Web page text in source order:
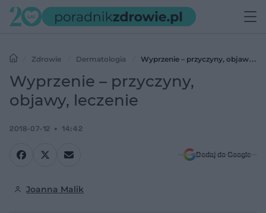
Zdrowie Dermatologia
Wyprzenie – przyczyny, objawy,
leczenie
Wyprzenie – przyczyny,
objawy, leczenie
2018-07-12 14:42
Dodaj do Google
Joanna Malik